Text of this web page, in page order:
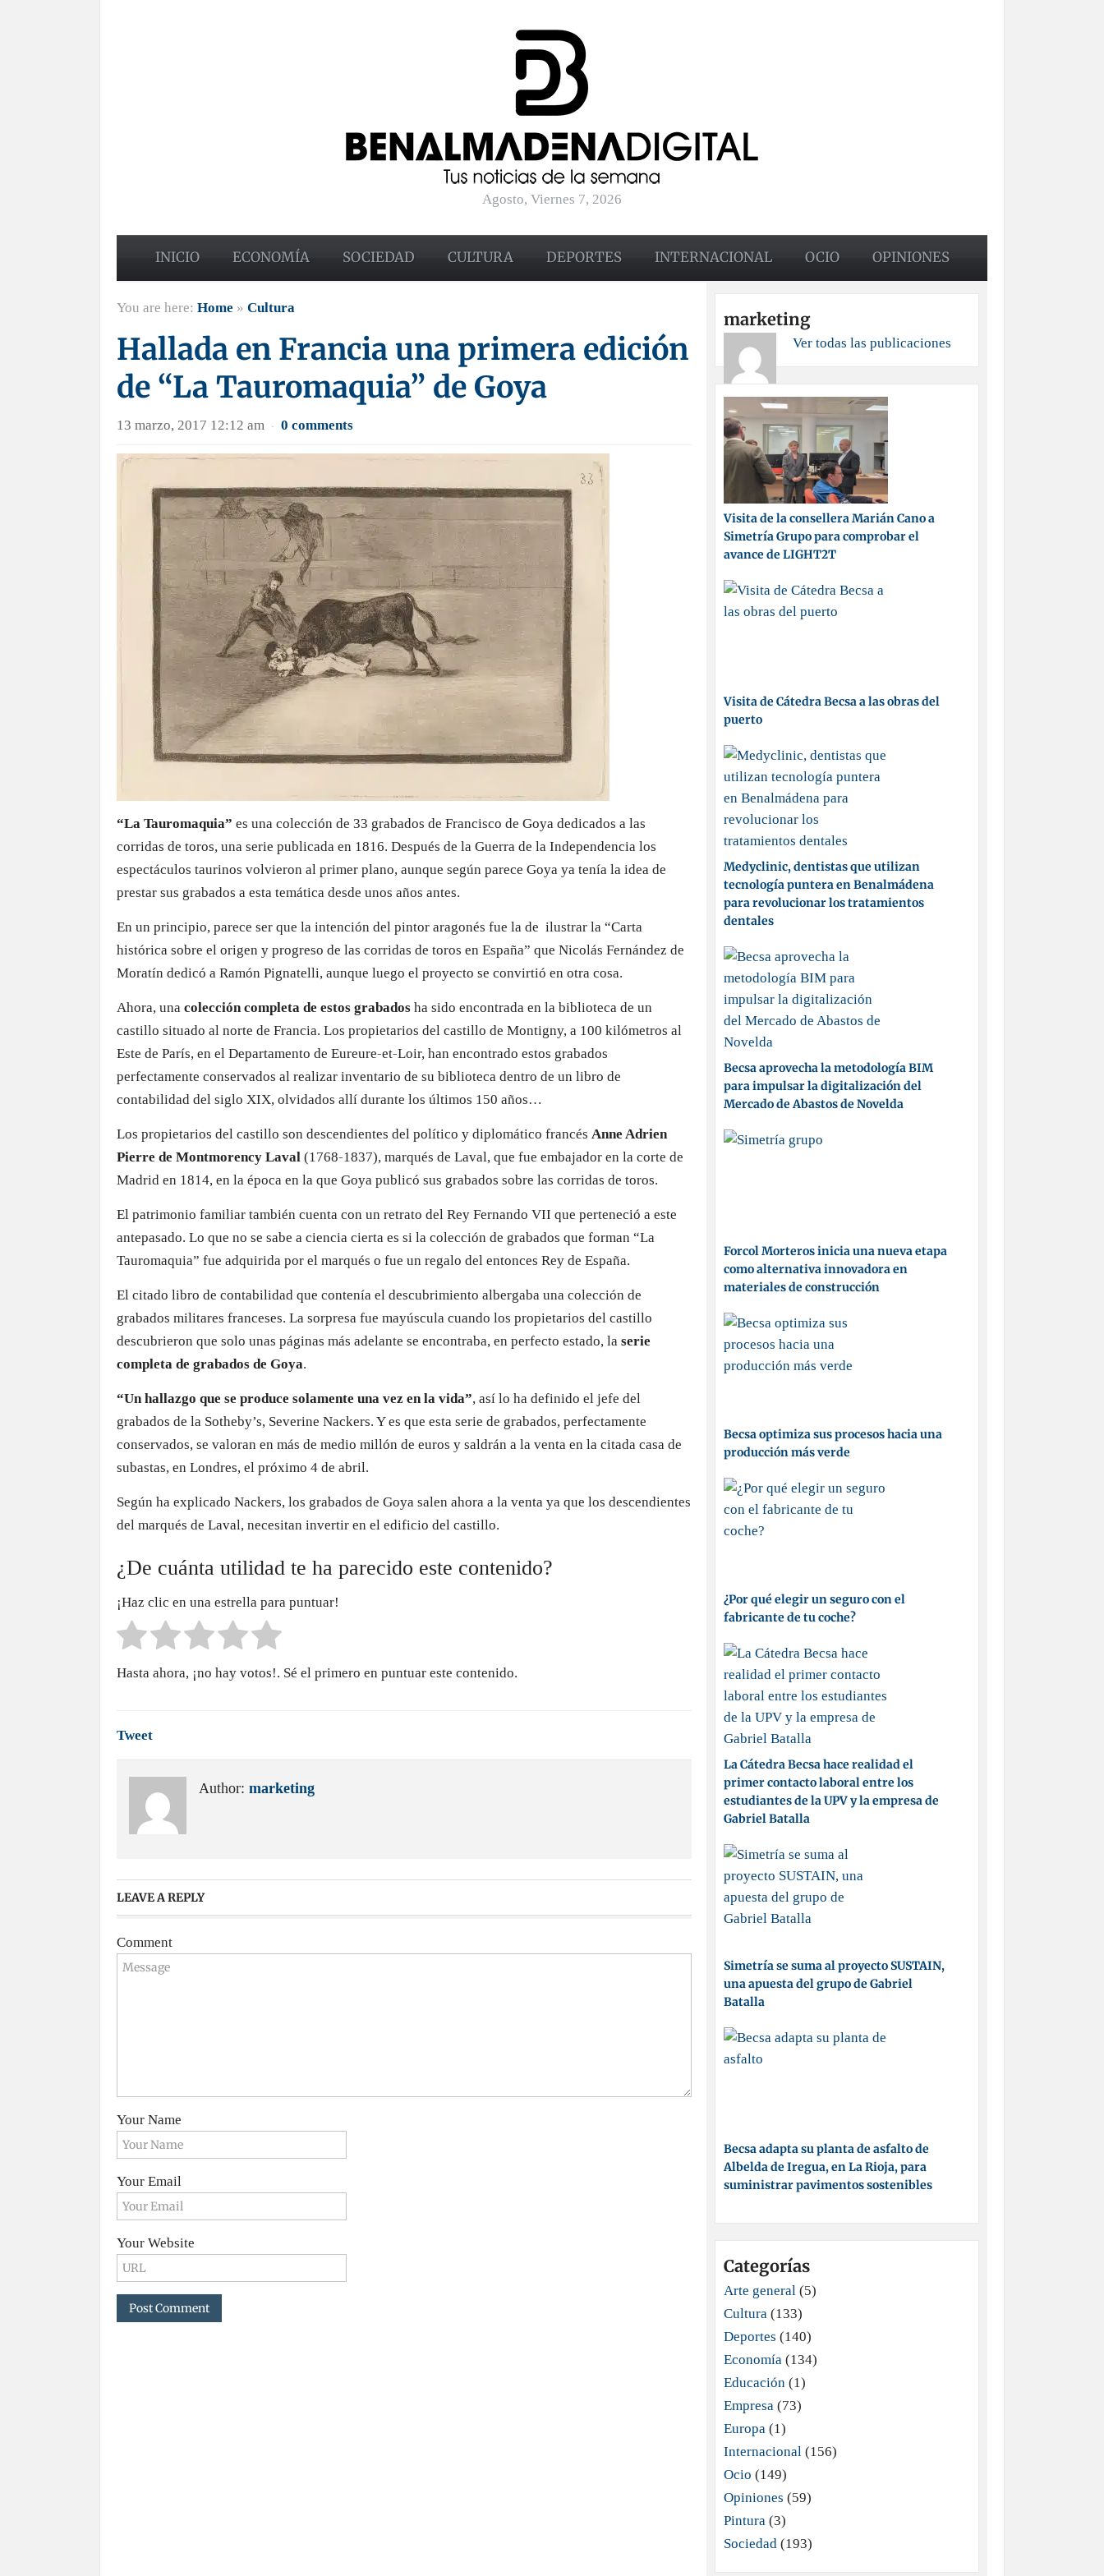
Agosto, Viernes 7, 2026
INICIO ECONOMÍA SOCIEDAD CULTURA DEPORTES INTERNACIONAL OCIO OPINIONES
You are here: Home » Cultura
Hallada en Francia una primera edición
de “La Tauromaquia” de Goya
13 marzo, 2017 12:12 am · 0 comments
“La Tauromaquia” es una colección de 33 grabados de Francisco de Goya dedicados a las
corridas de toros, una serie publicada en 1816. Después de la Guerra de la Independencia los
espectáculos taurinos volvieron al primer plano, aunque según parece Goya ya tenía la idea de
prestar sus grabados a esta temática desde unos años antes.
En un principio, parece ser que la intención del pintor aragonés fue la de ilustrar la “Carta
histórica sobre el origen y progreso de las corridas de toros en España” que Nicolás Fernández de
Moratín dedicó a Ramón Pignatelli, aunque luego el proyecto se convirtió en otra cosa.
Ahora, una colección completa de estos grabados ha sido encontrada en la biblioteca de un
castillo situado al norte de Francia. Los propietarios del castillo de Montigny, a 100 kilómetros al
Este de París, en el Departamento de Eureure-et-Loir, han encontrado estos grabados
perfectamente conservados al realizar inventario de su biblioteca dentro de un libro de
contabilidad del siglo XIX, olvidados allí durante los últimos 150 años…
Los propietarios del castillo son descendientes del político y diplomático francés Anne Adrien
Pierre de Montmorency Laval (1768-1837), marqués de Laval, que fue embajador en la corte de
Madrid en 1814, en la época en la que Goya publicó sus grabados sobre las corridas de toros.
El patrimonio familiar también cuenta con un retrato del Rey Fernando VII que perteneció a este
antepasado. Lo que no se sabe a ciencia cierta es si la colección de grabados que forman “La
Tauromaquia” fue adquirida por el marqués o fue un regalo del entonces Rey de España.
El citado libro de contabilidad que contenía el descubrimiento albergaba una colección de
grabados militares franceses. La sorpresa fue mayúscula cuando los propietarios del castillo
descubrieron que solo unas páginas más adelante se encontraba, en perfecto estado, la serie
completa de grabados de Goya.
“Un hallazgo que se produce solamente una vez en la vida”, así lo ha definido el jefe del
grabados de la Sotheby’s, Severine Nackers. Y es que esta serie de grabados, perfectamente
conservados, se valoran en más de medio millón de euros y saldrán a la venta en la citada casa de
subastas, en Londres, el próximo 4 de abril.
Según ha explicado Nackers, los grabados de Goya salen ahora a la venta ya que los descendientes
del marqués de Laval, necesitan invertir en el edificio del castillo.
¿De cuánta utilidad te ha parecido este contenido?
¡Haz clic en una estrella para puntuar!
Hasta ahora, ¡no hay votos!. Sé el primero en puntuar este contenido.
Tweet
Author: marketing
LEAVE A REPLY
Comment
Your Name
Your Email
Your Website
marketing
Ver todas las publicaciones
Visita de la consellera Marián Cano a
Simetría Grupo para comprobar el
avance de LIGHT2T
Visita de Cátedra Becsa a las obras del
puerto
Medyclinic, dentistas que utilizan
tecnología puntera en Benalmádena
para revolucionar los tratamientos
dentales
Becsa aprovecha la metodología BIM
para impulsar la digitalización del
Mercado de Abastos de Novelda
Forcol Morteros inicia una nueva etapa
como alternativa innovadora en
materiales de construcción
Becsa optimiza sus procesos hacia una
producción más verde
¿Por qué elegir un seguro con el
fabricante de tu coche?
La Cátedra Becsa hace realidad el
primer contacto laboral entre los
estudiantes de la UPV y la empresa de
Gabriel Batalla
Simetría se suma al proyecto SUSTAIN,
una apuesta del grupo de Gabriel
Batalla
Becsa adapta su planta de asfalto de
Albelda de Iregua, en La Rioja, para
suministrar pavimentos sostenibles
Categorías
Arte general (5)
Cultura (133)
Deportes (140)
Economía (134)
Educación (1)
Empresa (73)
Europa (1)
Internacional (156)
Ocio (149)
Opiniones (59)
Pintura (3)
Sociedad (193)